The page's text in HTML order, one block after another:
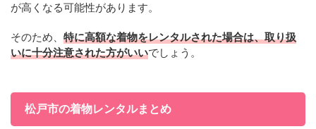
が高くなる可能性があります。
そのため、 特に高額な着物をレンタルされた場合は、取り扱
いに十分注意された方がいいでしょう。
松戸市の着物レンタルまとめ